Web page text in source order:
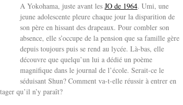
A Yokohama, juste avant les JO de 1964. Umi, une
jeune adolescente pleure chaque jour la disparition de
son père en hissant des drapeaux. Pour combler son
absence, elle s’occupe de la pension que sa famille gère
depuis toujours puis se rend au lycée. Là-bas, elle
découvre que quelqu’un lui a dédié un poème
magnifique dans le journal de l’école. Serait-ce le
séduisant Shun? Comment va-t-elle réussir à entrer en
qu’il n’y paraît?